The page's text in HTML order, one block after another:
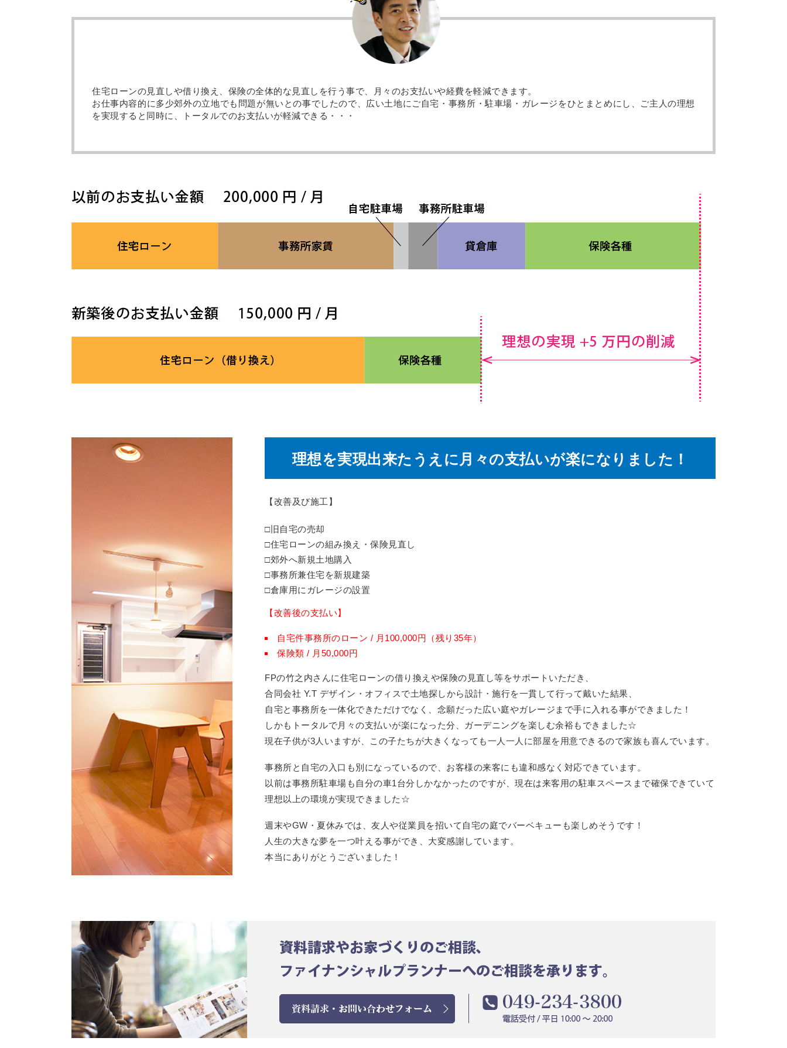
住宅ローンの見直しや借り換え、保険の全体的な見直しを行う事で、月々のお支払いや経費を軽減できます。
お仕事内容的に多少郊外の立地でも問題が無いとの事でしたので、広い土地にご自宅・事務所・駐車場・ガレージをひとまとめにし、ご主人の理想
を実現すると同時に、トータルでのお支払いが軽減できる・・・
理想を実現出来たうえに月々の支払いが楽になりました！
【改善及び施工】
旧自宅の売却
住宅ローンの組み換え・保険見直し
郊外へ新規土地購入
事務所兼住宅を新規建築
倉庫用にガレージの設置
【改善後の支払い】
自宅件事務所のローン / 月100,000円（残り35年）
保険類 / 月50,000円
FPの竹之内さんに住宅ローンの借り換えや保険の見直し等をサポートいただき、
合同会社 Y.T デザイン・オフィスで土地探しから設計・施行を一貫して行って戴いた結果、
自宅と事務所を一体化できただけでなく、念願だった広い庭やガレージまで手に入れる事ができました！
しかもトータルで月々の支払いが楽になった分、ガーデニングを楽しむ余裕もできました☆
現在子供が3人いますが、この子たちが大きくなっても一人一人に部屋を用意できるので家族も喜んでいます。
事務所と自宅の入口も別になっているので、お客様の来客にも違和感なく対応できています。
以前は事務所駐車場も自分の車1台分しかなかったのですが、現在は来客用の駐車スペースまで確保できていて
理想以上の環境が実現できました☆
週末やGW・夏休みでは、友人や従業員を招いて自宅の庭でバーベキューも楽しめそうです！
人生の大きな夢を一つ叶える事ができ、大変感謝しています。
本当にありがとうございました！